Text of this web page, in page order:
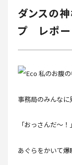
ダンスの
プ レポー
私のお腹
事務局のみんなに
「おっさんだ～
あぐらをかいて爆